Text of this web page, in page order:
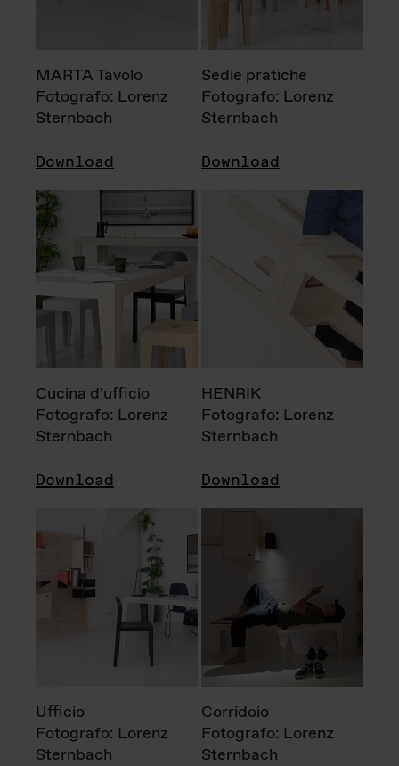
MARTA Tavolo
Fotografo: Lorenz
Sternbach
Download
Sedie pratiche
Fotografo: Lorenz
Sternbach
Download
Cucina d'ufficio
Fotografo: Lorenz
Sternbach
Download
HENRIK
Fotografo: Lorenz
Sternbach
Download
Ufficio
Fotografo: Lorenz
Sternbach
Corridoio
Fotografo: Lorenz
Sternbach